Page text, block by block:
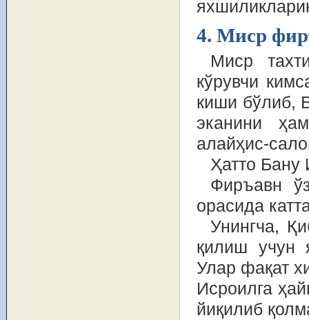
4. Миср
Миср
кўрувчи
киши бўлиб,
эканини
алайҳис-
Ҳатто Бану
Фиръавн
орасида
Унингча,
қилиш учун
Улар фақат
Исроилга
йиқилиб